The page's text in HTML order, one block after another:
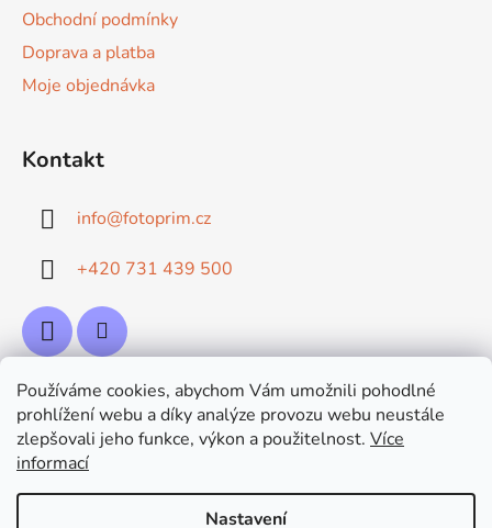
Používáme cookies, abychom Vám umožnili pohodlné
prohlížení webu a díky analýze provozu webu neustále
zlepšovali jeho funkce, výkon a použitelnost. Více
informací
Nastavení
Obchodní podmínky
Doprava a platba
Moje objednávka
Kontakt
info@fotoprim.cz
+420 731 439 500
Přijímáme online platby